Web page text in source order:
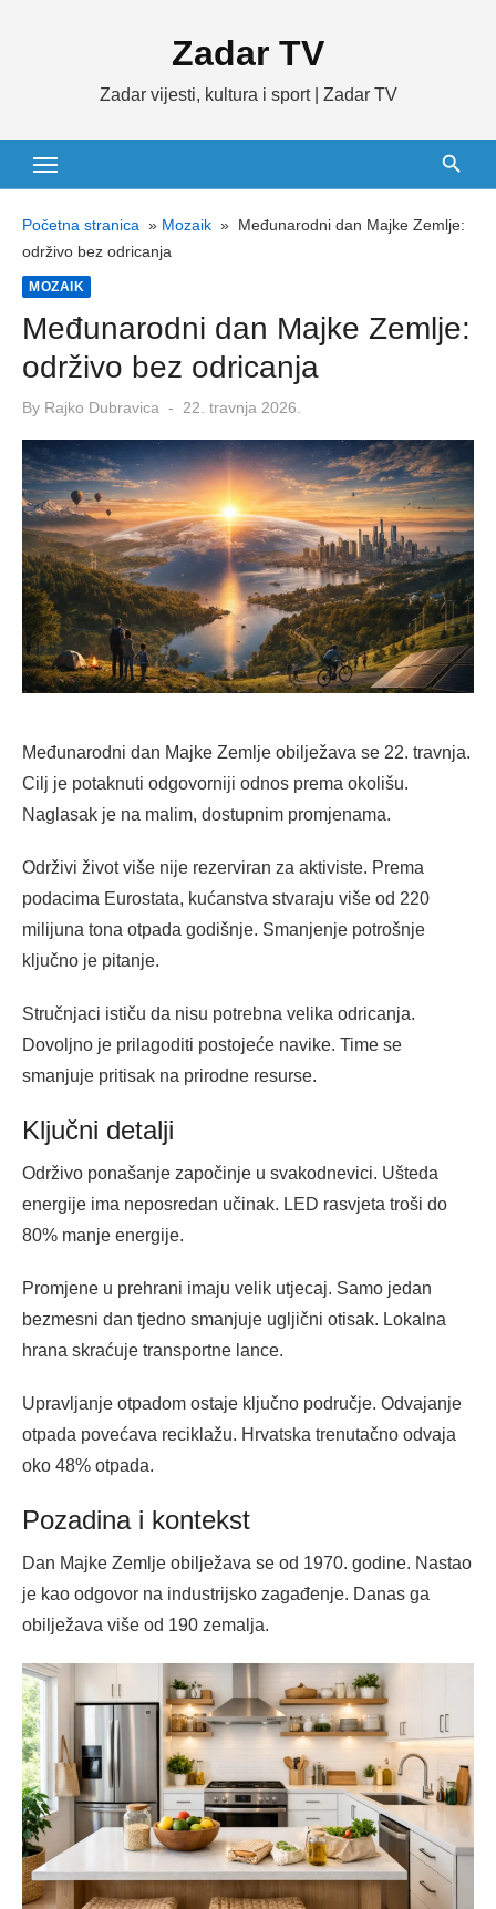
Zadar TV
Zadar vijesti, kultura i sport | Zadar TV
Početna stranica » Mozaik » Međunarodni dan Majke Zemlje:
održivo bez odricanja
MOZAIK
Međunarodni dan Majke Zemlje:
održivo bez odricanja
By Rajko Dubravica
Posted
22. travnja 2026.
Međunarodni dan Majke Zemlje obilježava se 22. travnja.
Cilj je potaknuti odgovorniji odnos prema okolišu.
Naglasak je na malim, dostupnim promjenama.
Održivi život više nije rezerviran za aktiviste. Prema
podacima Eurostata, kućanstva stvaraju više od 220
milijuna tona otpada godišnje. Smanjenje potrošnje
ključno je pitanje.
Stručnjaci ističu da nisu potrebna velika odricanja.
Dovoljno je prilagoditi postojeće navike. Time se
smanjuje pritisak na prirodne resurse.
Ključni detalji
Održivo ponašanje započinje u svakodnevici. Ušteda
energije ima neposredan učinak. LED rasvjeta troši do
80% manje energije.
Promjene u prehrani imaju velik utjecaj. Samo jedan
bezmesni dan tjedno smanjuje ugljični otisak. Lokalna
hrana skraćuje transportne lance.
Upravljanje otpadom ostaje ključno područje. Odvajanje
otpada povećava reciklažu. Hrvatska trenutačno odvaja
oko 48% otpada.
Pozadina i kontekst
Dan Majke Zemlje obilježava se od 1970. godine. Nastao
je kao odgovor na industrijsko zagađenje. Danas ga
obilježava više od 190 zemalja.